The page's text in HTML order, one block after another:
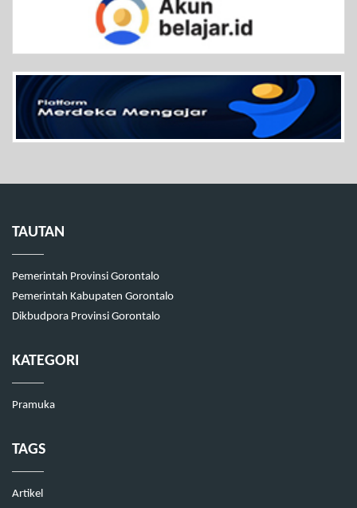
TAUTAN
Pemerintah Provinsi Gorontalo
Pemerintah Kabupaten Gorontalo
Dikbudpora Provinsi Gorontalo
KATEGORI
Pramuka
TAGS
Artikel